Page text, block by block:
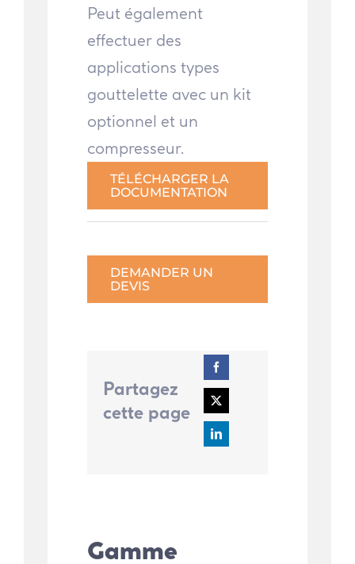
Peut également
effectuer des
applications types
gouttelette avec un kit
optionnel et un
compresseur.
TÉLÉCHARGER LA
DOCUMENTATION
DEMANDER UN
DEVIS
Partagez
cette page
Gamme